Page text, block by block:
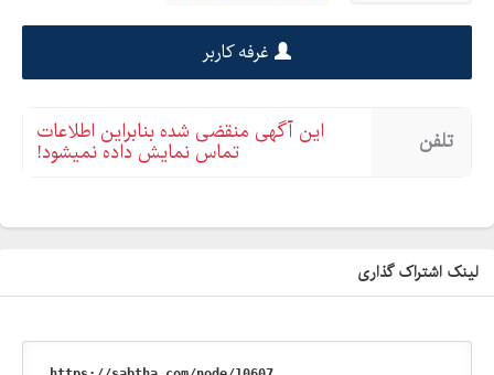
غرفه کاربر
تلفن این آگهی منقضی شده بنابراین اطلاعات
تماس نمایش داده نمیشود!
لینک اشتراک گذاری